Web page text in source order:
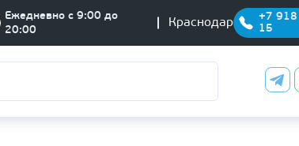
Ежедневно с 9:00 до
20:00
Краснодар
+7
15